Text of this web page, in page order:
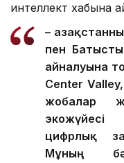
интеллект хабына
–
пен
айналуына
Center
жобалар
цифрлық
Мұның